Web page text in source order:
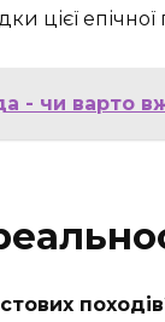
цієї епічної
- чи варто
походів